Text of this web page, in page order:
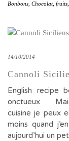
Bonbons Chocolat, fruits
14/10/2014
Cannoli
English
onctueux
cuisine je peux
moins quand
aujourd’hui un